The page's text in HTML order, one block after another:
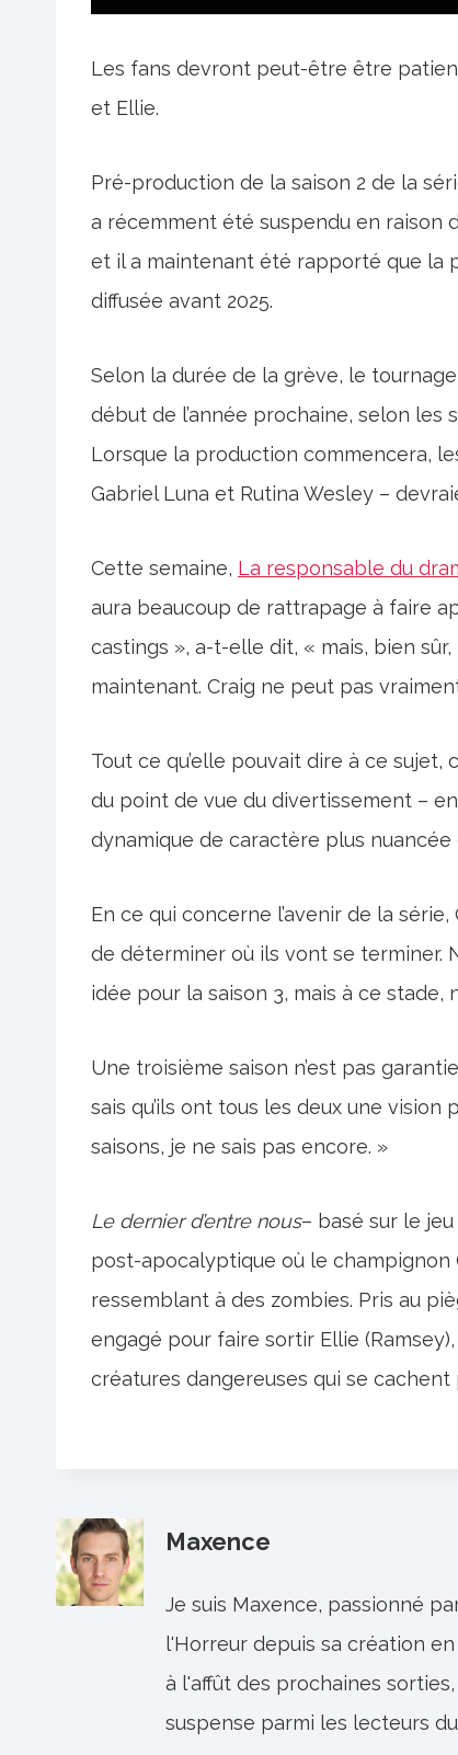
Les fans devront peut-être être
et Ellie.
Pré-production de la saison 2 de la
a récemment été suspendu en raison
et il a maintenant été rapporté que la
diffusée avant 2025.
Selon la durée de la grève, le
début de l’année prochaine, selon les
Lorsque la production commencera,
Gabriel Luna et Rutina Wesley –
Cette semaine, La responsable du
aura beaucoup de rattrapage à faire
castings », a-t-elle dit, « mais, bien
maintenant. Craig ne peut pas
Tout ce qu’elle pouvait dire à ce sujet,
du point de vue du divertissement –
dynamique de caractère plus
En ce qui concerne l’avenir de la
de déterminer où ils vont se terminer.
idée pour la saison 3, mais à ce stade,
Une troisième saison n’est pas
sais qu’ils ont tous les deux une
saisons, je ne sais pas encore. »
Le dernier d’entre nous– basé sur le
post-apocalyptique où le
ressemblant à des zombies. Pris au
engagé pour faire sortir Ellie
créatures dangereuses qui se cachent
Maxence
Je suis Maxence, passionné
l'Horreur depuis sa création
à l'affût des prochaines
suspense parmi les lecteurs